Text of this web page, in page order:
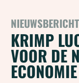
NIEUWSBERICHT
KRIMP
VOOR DE
ECONOMIE